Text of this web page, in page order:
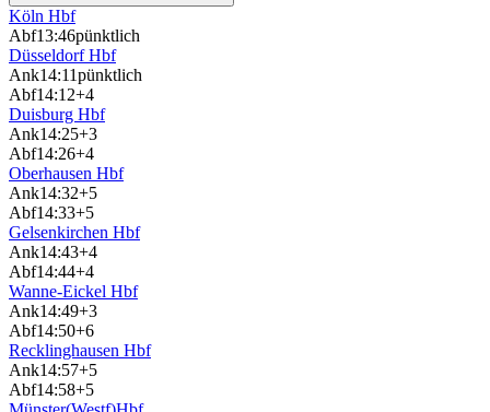
Köln Hbf
Abf13:46pünktlich
Düsseldorf Hbf
Ank14:11pünktlich
Abf14:12+4
Duisburg Hbf
Ank14:25+3
Abf14:26+4
Oberhausen Hbf
Ank14:32+5
Abf14:33+5
Gelsenkirchen Hbf
Ank14:43+4
Abf14:44+4
Wanne-Eickel Hbf
Ank14:49+3
Abf14:50+6
Recklinghausen Hbf
Ank14:57+5
Abf14:58+5